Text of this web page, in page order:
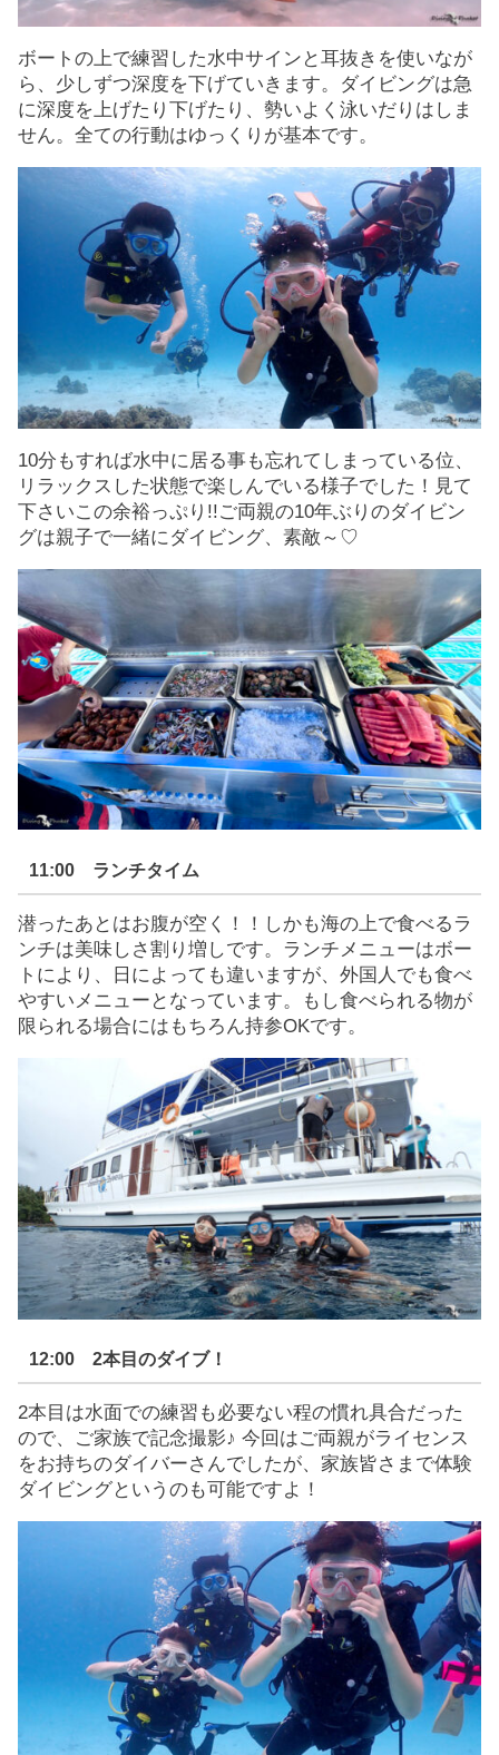
ボートの上で練習した水中サインと耳抜きを使いなが
ら、少しずつ深度を下げていきます。ダイビングは急
に深度を上げたり下げたり、勢いよく泳いだりはしま
せん。全ての行動はゆっくりが基本です。
10分もすれば水中に居る事も忘れてしまっている位、
リラックスした状態で楽しんでいる様子でした！見て
下さいこの余裕っぷり!!ご両親の10年ぶりのダイビン
グは親子で一緒にダイビング、素敵～♡
11:00 ランチタイム
潜ったあとはお腹が空く！！しかも海の上で食べるラ
ンチは美味しさ割り増しです。ランチメニューはボー
トにより、日によっても違いますが、外国人でも食べ
やすいメニューとなっています。もし食べられる物が
限られる場合にはもちろん持参OKです。
12:00 2本目のダイブ！
2本目は水面での練習も必要ない程の慣れ具合だった
ので、ご家族で記念撮影♪ 今回はご両親がライセンス
をお持ちのダイバーさんでしたが、家族皆さまで体験
ダイビングというのも可能ですよ！